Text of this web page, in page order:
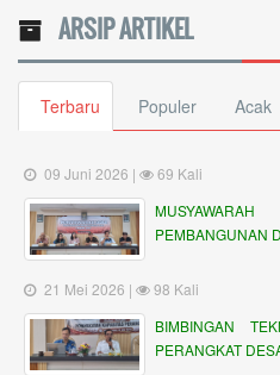
ARSIP ARTIKEL
Terbaru Populer Acak
09 Juni 2026 |
69 Kali
PEMBANGUNAN
21 Mei 2026 |
98 Kali
BIMBINGAN
PERANGKAT